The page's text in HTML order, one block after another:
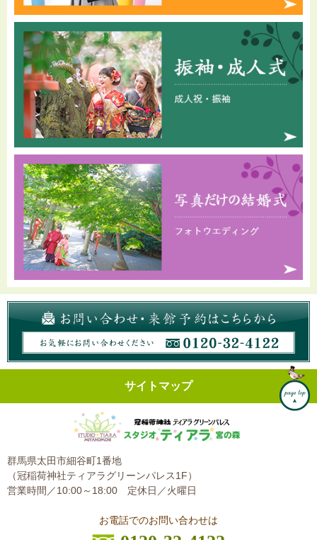
サイトマップ
群馬県太田市細谷町1番地
（冠稲荷神社ティアラグリーンパレス1F）
営業時間／10:00～18:00 定休日／火曜日
お電話でのお問い合わせは